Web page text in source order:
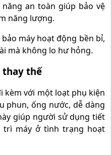
an toàn giúp bảo vệ
năng lượng.
máy hoạt động bền bỉ,
mà không lo hư hỏng.
thay thế
kèm với một loạt phụ kiện
phun, ống nước, dễ dàng
giúp người sử dụng tiết
trì máy ở tình trạng hoạt